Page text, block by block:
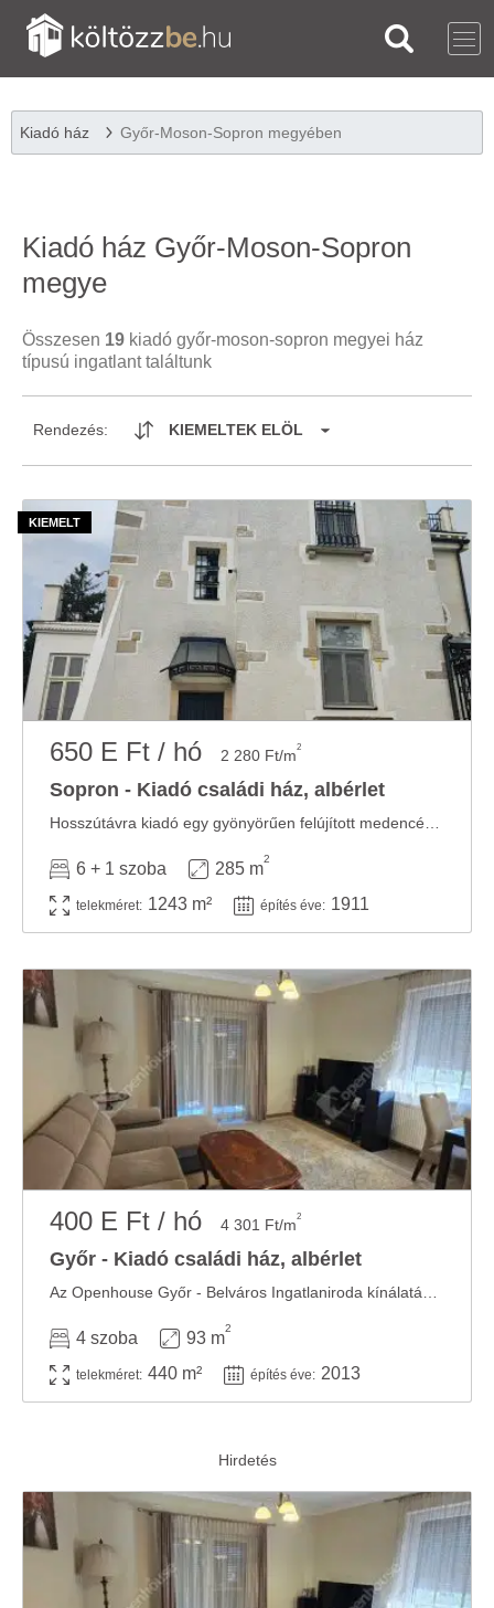
Kiadó ház Győr-Moson-Sopron megyében
Kiadó ház Győr-Moson-Sopron
megye
Összesen 19 kiadó győr-moson-sopron megyei ház
típusú ingatlant találtunk
Rendezés: KIEMELTEK ELÖL
650 E Ft / hó 2 280 Ft/m2
Sopron - Kiadó családi ház, albérlet
6 + 1 szoba 285 m
2
telekméret: 1243 m² építés éve: 1911
400 E Ft / hó 4 301 Ft/m2
Győr - Kiadó családi ház, albérlet
4 szoba 93 m
2
telekméret: 440 m² építés éve: 2013